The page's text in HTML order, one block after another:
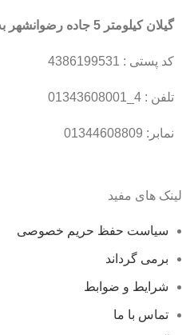
گیلان کیلومتر 5 جاده رضوانشهر به تالش
کد پستی : 4386199531
تلفن : 4_01343608001
نمابر: 01344608809
لینک های مفید
سیاست حفظ حریم خصوصی
برمی گرداند
شرایط و ضوابط
تماس با ما